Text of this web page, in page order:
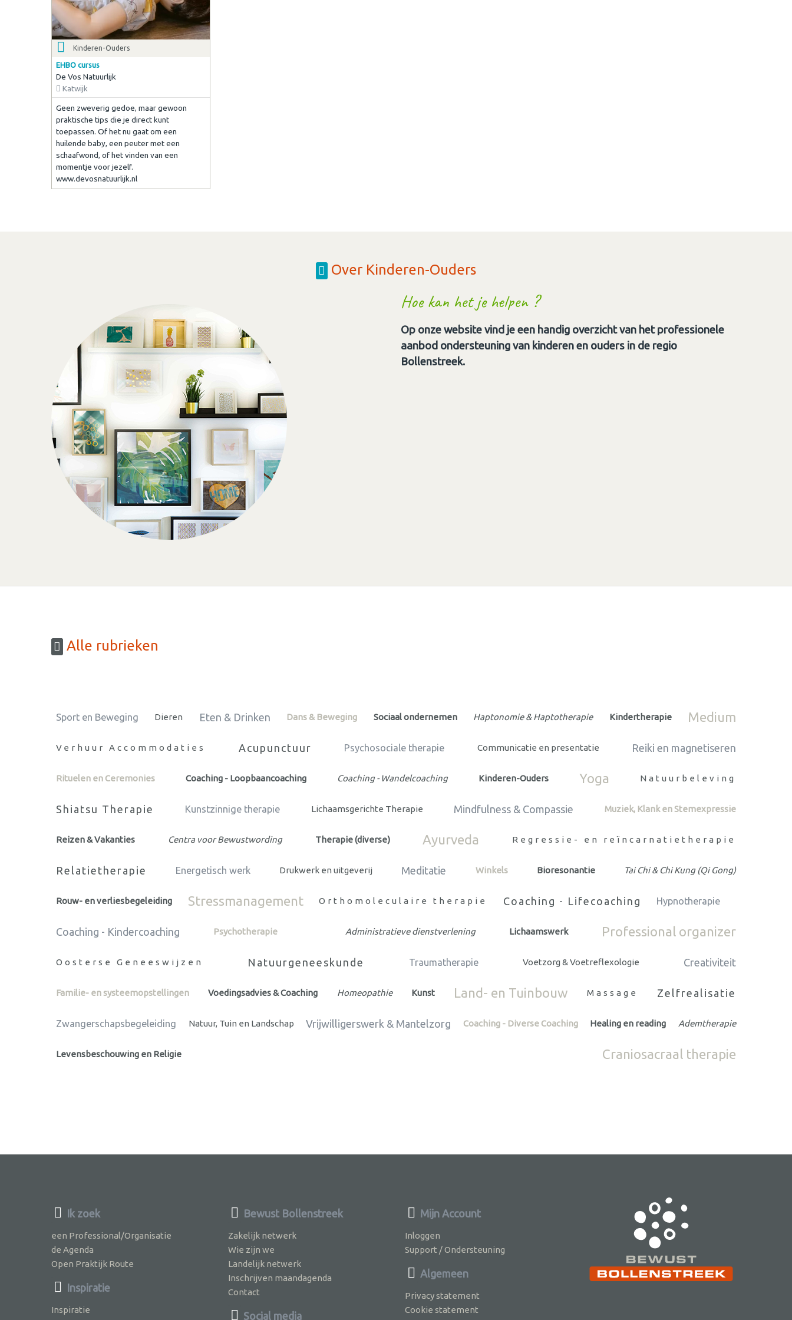
Kinderen-Ouders
EHBO cursus
De Vos Natuurlijk
Katwijk
Geen zweverig gedoe, maar gewoon
praktische tips die je direct kunt
toepassen. Of het nu gaat om een
huilende baby, een peuter met een
schaafwond, of het vinden van een
momentje voor jezelf.
www.devosnatuurlijk.nl
Over Kinderen-Ouders
Hoe kan het je helpen ?
Op onze website vind je een handig overzicht van het professionele
aanbod ondersteuning van kinderen en ouders in de regio
Bollenstreek.
Alle rubrieken
Sport en Beweging Dieren Eten & Drinken Dans & Beweging Sociaal ondernemen Haptonomie & Haptotherapie Kindertherapie Medium
Verhuur Accommodaties Acupunctuur Psychosociale therapie Communicatie en presentatie Reiki en magnetiseren
Rituelen en Ceremonies Coaching - Loopbaancoaching Coaching - Wandelcoaching Kinderen-Ouders Yoga Natuurbeleving
Shiatsu Therapie Kunstzinnige therapie Lichaamsgerichte Therapie Mindfulness & Compassie Muziek, Klank en Stemexpressie
Reizen & Vakanties Centra voor Bewustwording Therapie (diverse) Ayurveda Regressie- en reïncarnatietherapie
Relatietherapie Energetisch werk Drukwerk en uitgeverij Meditatie Winkels Bioresonantie Tai Chi & Chi Kung (Qi Gong)
Rouw- en verliesbegeleiding Stressmanagement Orthomoleculaire therapie Coaching - Lifecoaching Hypnotherapie
Coaching - Kindercoaching Psychotherapie Administratieve dienstverlening Lichaamswerk Professional organizer
Oosterse Geneeswijzen Natuurgeneeskunde Traumatherapie Voetzorg & Voetreflexologie Creativiteit
Familie- en systeemopstellingen Voedingsadvies & Coaching Homeopathie Kunst Land- en Tuinbouw Massage Zelfrealisatie
Zwangerschapsbegeleiding Natuur, Tuin en Landschap Vrijwilligerswerk & Mantelzorg Coaching - Diverse Coaching Healing en reading Ademtherapie
Levensbeschouwing en Religie Craniosacraal therapie
Ik zoek
een Professional/Organisatie
de Agenda
Open Praktijk Route
Inspiratie
Inspiratie
Bewust Bollenstreek
Zakelijk netwerk
Wie zijn we
Landelijk netwerk
Inschrijven maandagenda
Contact
Social media
Mijn Account
Inloggen
Support / Ondersteuning
Algemeen
Privacy statement
Cookie statement